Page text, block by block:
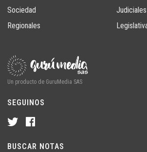
Sociedad
Regionales
Judiciales
Un producto de GuruMedia SAS
SEGUINOS
BUSCAR NOTAS